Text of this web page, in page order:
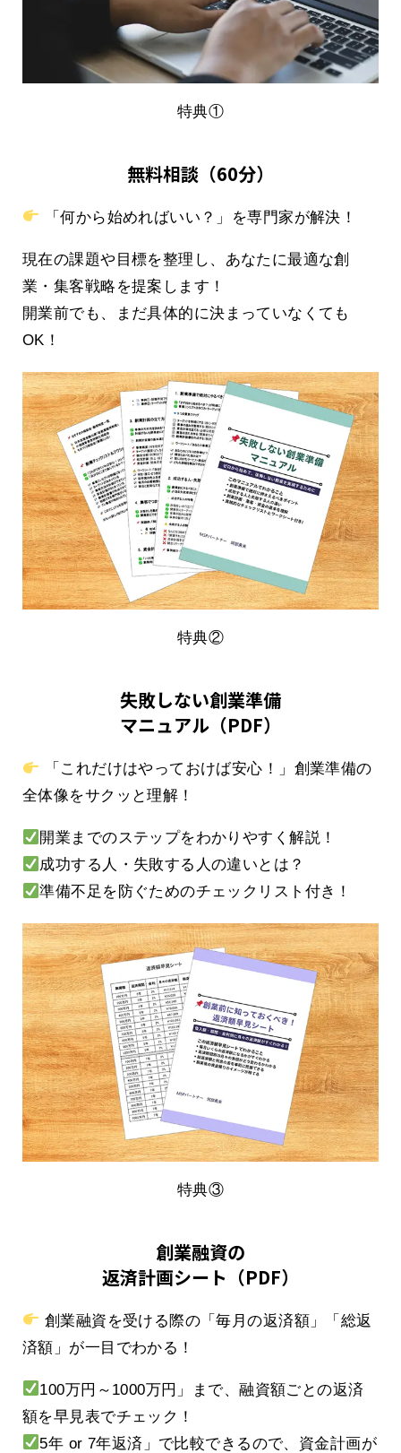
特典①
無料相談（60分）
「何から始めればいい？」を専門家が解決！
現在の課題や目標を整理し、あなたに最適な創
業・集客戦略を提案します！
開業前でも、まだ具体的に決まっていなくても
OK！
特典②
失敗しない創業準備
マニュアル（PDF）
「これだけはやっておけば安心！」創業準備の
全体像をサクッと理解！
開業までのステップをわかりやすく解説！
成功する人・失敗する人の違いとは？
準備不足を防ぐためのチェックリスト付き！
特典③
創業融資の
返済計画シート（PDF）
創業融資を受ける際の「毎月の返済額」「総返
済額」が一目でわかる！
100万円～1000万円」まで、融資額ごとの返済
額を早見表でチェック！
5年 or 7年返済」で比較できるので、資金計画が